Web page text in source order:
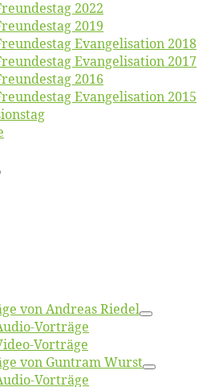
2022
2019
Evan­ge­li­sa­ti­on 2018
Evan­ge­li­sa­ti­on 2017
2016
Evan­ge­li­sa­ti­on 2015
von An­dre­as Riedel
Vor­trä­ge
Vor­trä­ge
von Gun­tram Wurst
Vor­trä­ge